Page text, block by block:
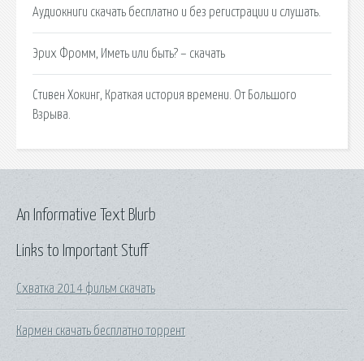
Аудиокниги скачать бесплатно и без регистрации и слушать.
Эрих Фромм, Иметь или быть? – скачать
Стивен Хокинг, Краткая история времени. От Большого
Взрыва.
Links to Important Stuff
Схватка 2014 фильм скачать
Кармен скачать бесплатно торрент
An Informative Text Blurb